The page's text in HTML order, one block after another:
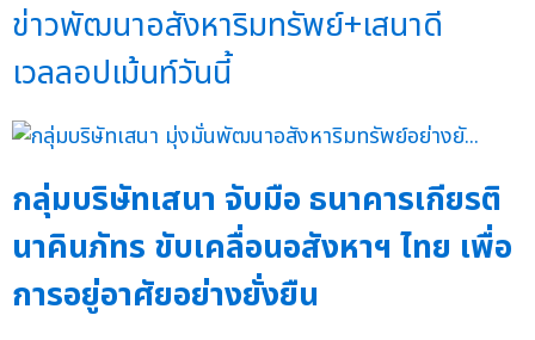
ข่าวพัฒนาอสังหาริมทรัพย์+เสนาดี
เวลลอปเม้นท์วันนี้
กลุ่มบริษัทเสนา จับมือ ธนาคารเกียรติ
นาคินภัทร ขับเคลื่อนอสังหาฯ ไทย เพื่อ
การอยู่อาศัยอย่างยั่งยืน